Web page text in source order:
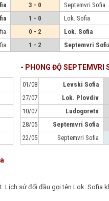
3 - 0
Septemvri Sofia
1 - 0
Lok. Sofia
0 - 2
Lok. Sofia
1 - 2 Septemvri
- PHONG ĐỘ SEPTEMVRI
01/08 Levski Sofia
27/07
Lok. Plovdiv
10/07
Ludogorets
28/05
Septemvri Sofia
22/05
Septemvri Sofia
Lịch sử đối đầu gọi tên Lok. Sofia